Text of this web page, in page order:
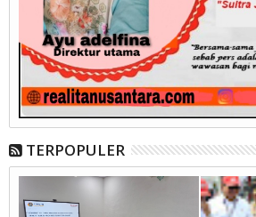
TERPOPULER